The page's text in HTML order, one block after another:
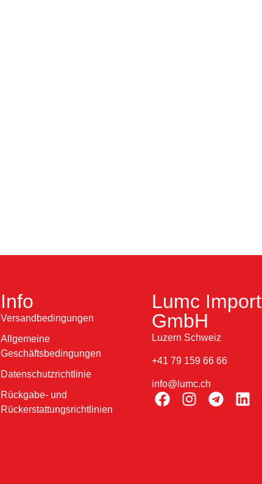
Info
Versandbedingungen
Allgemeine
Geschäftsbedingungen
Datenschutzrichtlinie
Rückgabe- und
Rückerstattungsrichtlinien
Lumc Import
GmbH
Luzern Schweiz
+41 79 159 66 66
info@lumc.ch